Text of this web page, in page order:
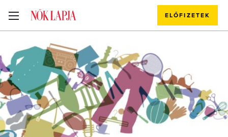
ELŐFIZETEK